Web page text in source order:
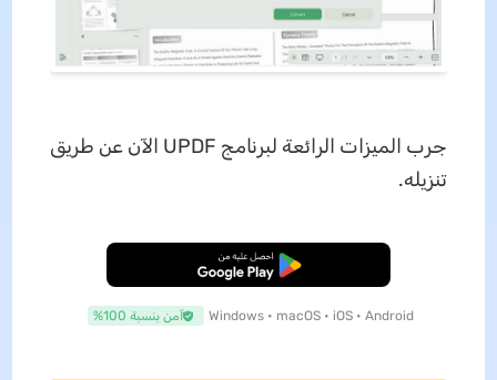
جرب الميزات الرائعة لبرنامج UPDF الآن عن طريق
تنزيله.
تنزيل مجاني
Windows • macOS • iOS • Android آمن بنسبة 100%